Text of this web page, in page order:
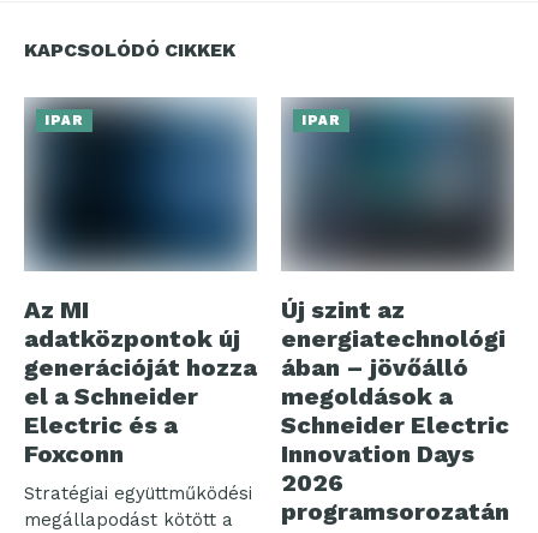
KAPCSOLÓDÓ CIKKEK
IPAR
Az MI
adatközpontok új
generációját hozza
el a Schneider
Electric és a
Foxconn
Stratégiai együttműködési
megállapodást kötött a
IPAR
Új szint az
energiatechnológi
ában – jövőálló
megoldások a
Schneider Electric
Innovation Days
2026
programsorozatán